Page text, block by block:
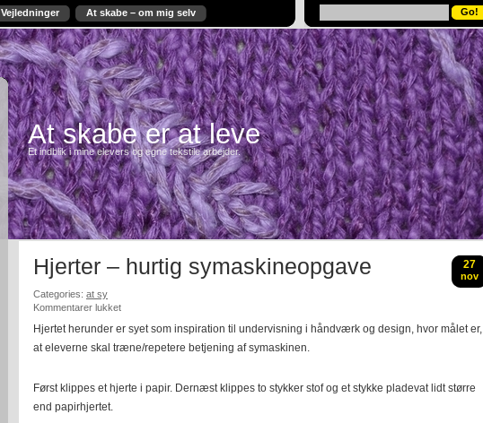
Vejledninger At skabe – om mig selv
At skabe er at leve
Et indblik i mine elevers og egne tekstile arbejder.
Hjerter – hurtig symaskineopgave 27
nov
Categories: at sy
Kommentarer lukkettil
–
hurtig
Hjertet herunder er syet som inspiration til undervisning i håndværk og design, hvor målet er,
at eleverne skal træne/repetere betjening af symaskinen.
Først klippes et hjerte i papir. Dernæst klippes to stykker stof og et stykke pladevat lidt større
end papirhjertet.